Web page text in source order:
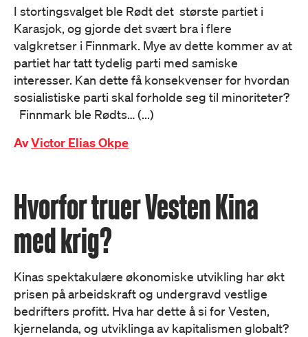
I stortingsvalget ble Rødt det største partiet i
Karasjok, og gjorde det svært bra i flere
valgkretser i Finnmark. Mye av dette kommer av at
partiet har tatt tydelig parti med samiske
interesser. Kan dette få konsekvenser for hvordan
sosialistiske parti skal forholde seg til minoriteter?
Finnmark ble Rødts… (...)
AvVictor Elias Okpe
Hvorfor truer Vesten Kina
med krig?
Kinas spektakulære økonomiske utvikling har økt
prisen på arbeidskraft og undergravd vestlige
bedrifters profitt. Hva har dette å si for Vesten,
kjernelanda, og utviklinga av kapitalismen globalt?